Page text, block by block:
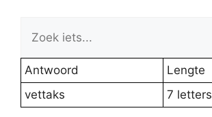
Antwoord
Lengte
vettaks
7 letters